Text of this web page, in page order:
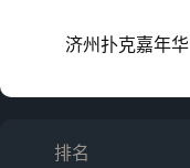
济州扑克嘉年华
排名